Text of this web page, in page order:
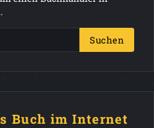
Suchen
Buch im Internet